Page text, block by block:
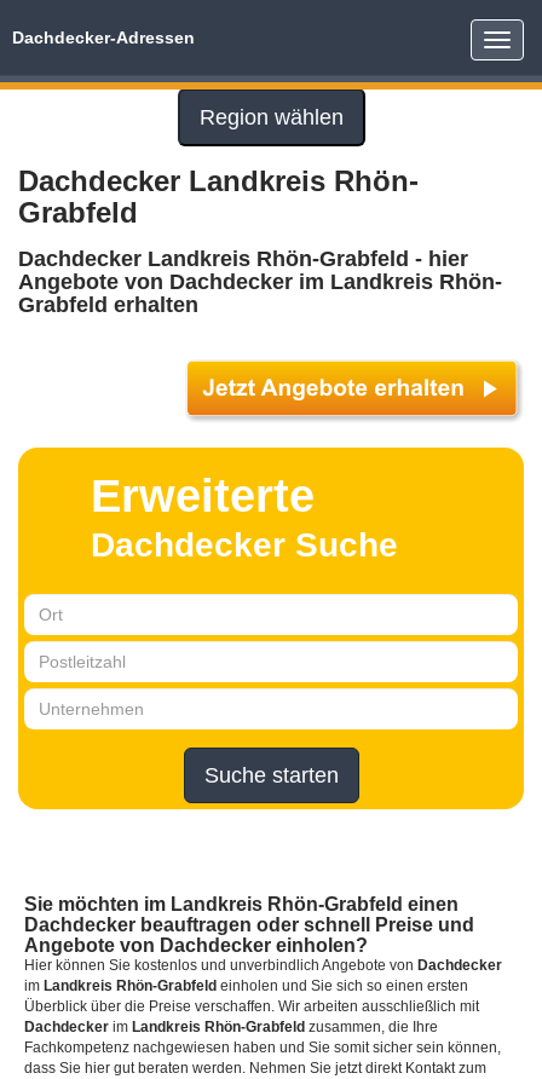
Toggle
Dachdecker-Adressen
Region wählen
Dachdecker Landkreis Rhön-
Grabfeld
Dachdecker Landkreis Rhön-Grabfeld - hier
Angebote von Dachdecker im Landkreis Rhön-
Grabfeld erhalten
Erweiterte
Dachdecker Suche
Suche starten
Sie möchten im Landkreis Rhön-Grabfeld einen
Dachdecker beauftragen oder schnell Preise und
Angebote von Dachdecker einholen?
Hier können Sie kostenlos und unverbindlich Angebote von Dachdecker
im Landkreis Rhön-Grabfeld einholen und Sie sich so einen ersten
Überblick über die Preise verschaffen. Wir arbeiten ausschließlich mit
Dachdecker im Landkreis Rhön-Grabfeld zusammen, die Ihre
Fachkompetenz nachgewiesen haben und Sie somit sicher sein können,
dass Sie hier gut beraten werden. Nehmen Sie jetzt direkt Kontakt zum